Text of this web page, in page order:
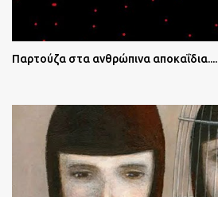
Παρτούζα στα ανθρώπινα αποκαΐδια....